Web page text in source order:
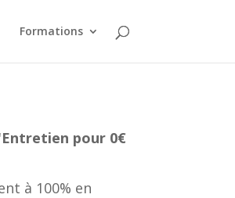
Formations
pour 0€
à 100% en